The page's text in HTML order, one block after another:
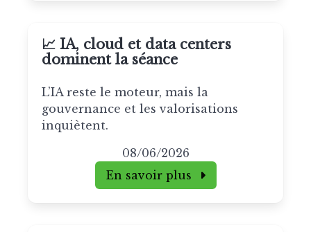
📈 IA, cloud et data centers
dominent la séance
L’IA reste le moteur, mais la
gouvernance et les valorisations
inquiètent.
08/06/2026
En savoir plus